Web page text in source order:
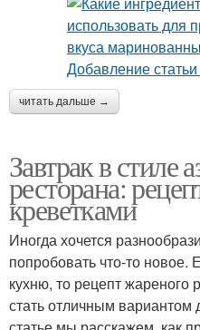
читать дальше →
Завтрак в стиле
ресторана:
креветками
Иногда хочется
попробовать что-то
кухню, то рецепт жареного
стать отличным вариантом